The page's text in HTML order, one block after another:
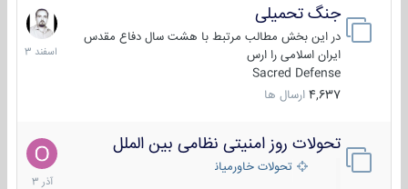
جنگ تحمیلی
در این بخش مطالب مرتبط با هشت سال دفاع مقدس
ایران اسلامی را ارس
Sacred Defense
4,637 ارسال ها
20
اسفند
1403
تحولات روز امنیتی نظامی بین الملل
تحولات خاورمیانه
21
آذر
1403